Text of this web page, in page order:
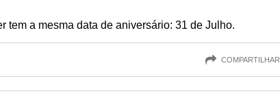
tem a mesma data de aniversário: 31 de Julho.
COMPARTILHAR